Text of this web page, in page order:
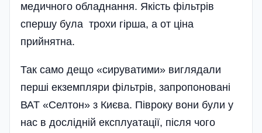
медичного обладнання. Якість фільтрів
спершу була трохи гірша, а от ціна
прийнятна.
Так само дещо «сируватими» виглядали
перші екземпляри фільтрів, запропоновані
ВАТ «Селтон» з Києва. Півроку вони були у
нас в дослідній експлуатації, після чого